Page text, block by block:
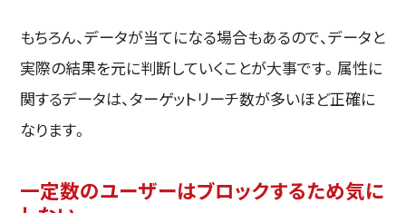
もちろん、データが当てになる場合もあるので、データと
実際の結果を元に判断していくことが大事です。属性に
関するデータは、ターゲットリーチ数が多いほど正確に
なります。
一定数のユーザーはブロックするため気に